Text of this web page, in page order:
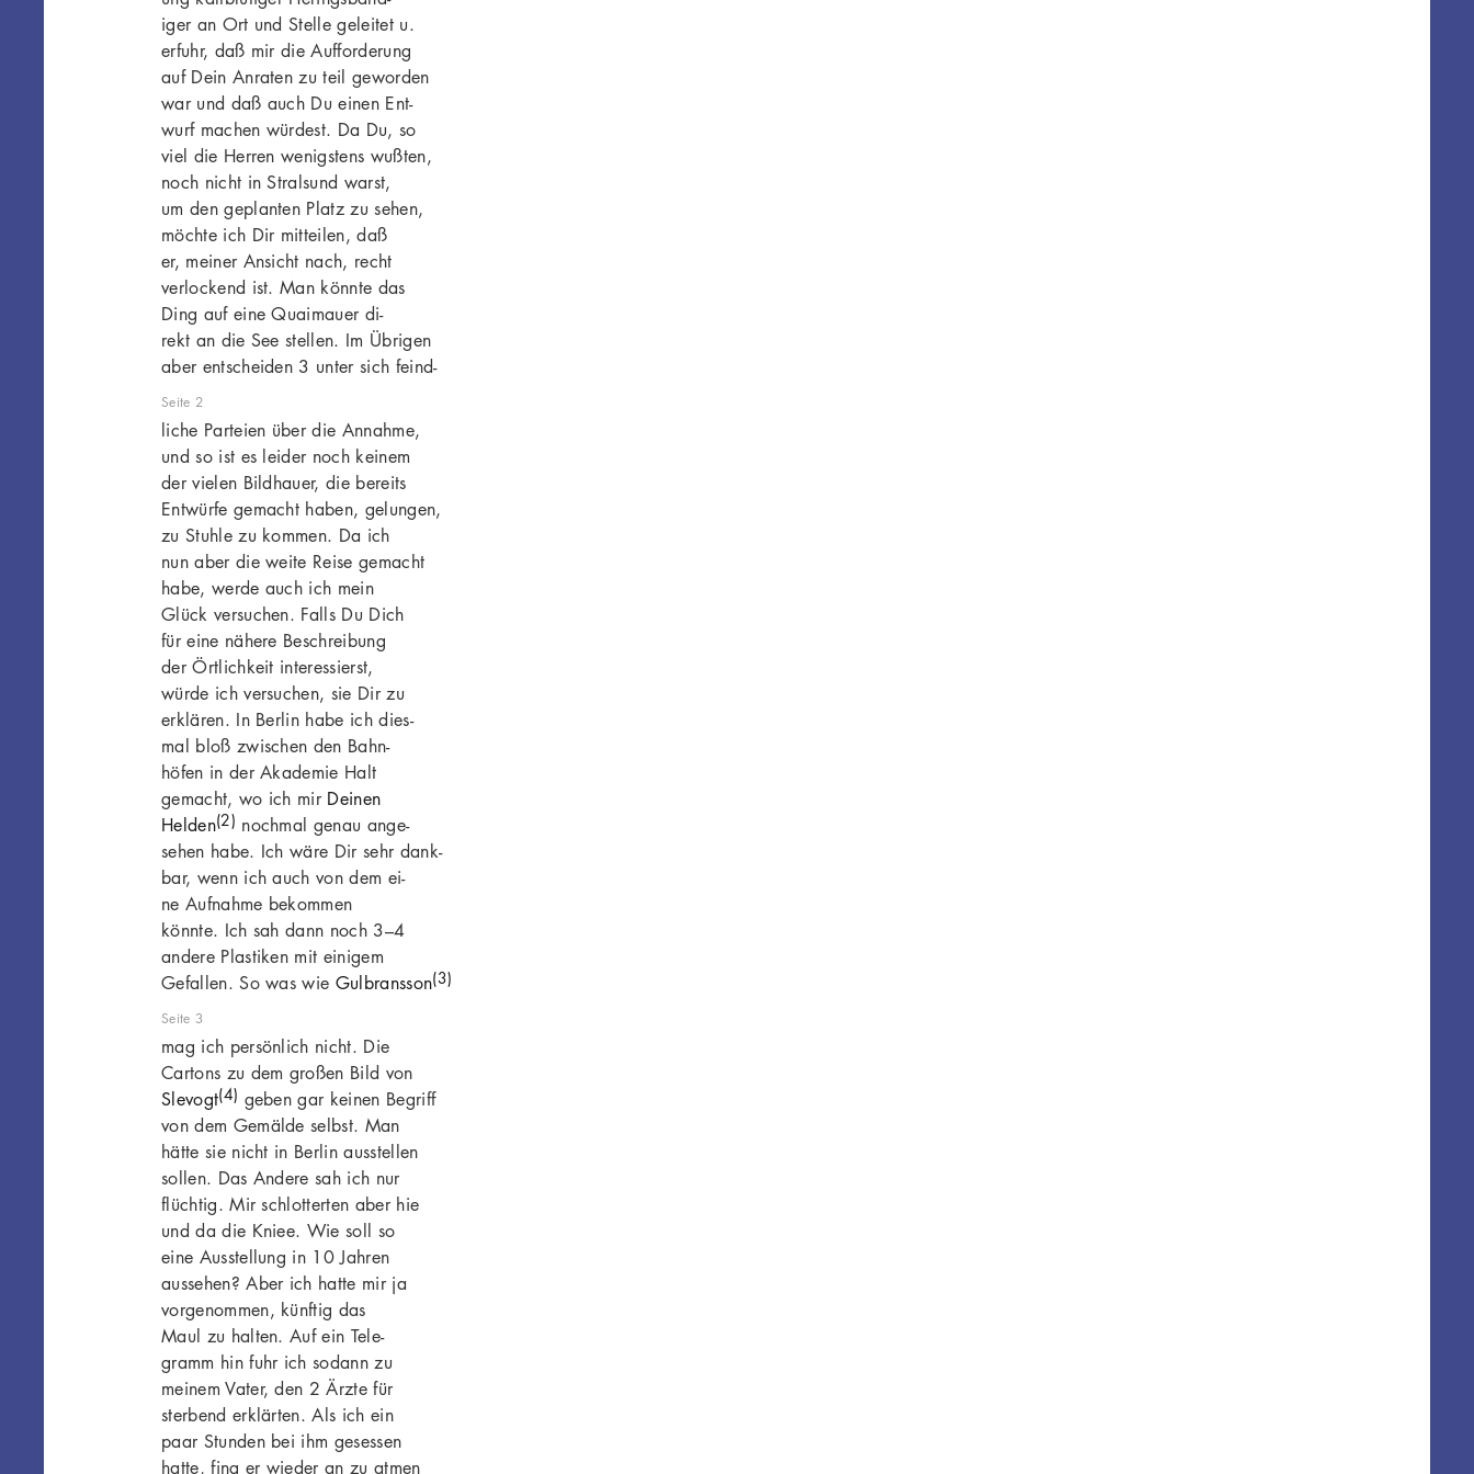
iger an Ort und Stelle geleitet u.
erfuhr, daß mir die Aufforderung
auf Dein Anraten zu teil geworden
war und daß auch Du einen Ent-
wurf machen würdest. Da Du, so
viel die Herren wenigstens wußten,
noch nicht in Stralsund warst,
um den geplanten Platz zu sehen,
möchte ich Dir mitteilen, daß
er, meiner Ansicht nach, recht
verlockend ist. Man könnte das
Ding auf eine Quaimauer di-
rekt an die See stellen. Im Übrigen
aber entscheiden 3 unter sich feind-
Seite 2
liche Parteien über die Annahme,
und so ist es leider noch keinem
der vielen Bildhauer, die bereits
Entwürfe gemacht haben, gelungen,
zu Stuhle zu kommen. Da ich
nun aber die weite Reise gemacht
habe, werde auch ich mein
Glück versuchen. Falls Du Dich
für eine nähere Beschreibung
der Örtlichkeit interessierst,
würde ich versuchen, sie Dir zu
erklären. In Berlin habe ich dies-
mal bloß zwischen den Bahn-
höfen in der Akademie Halt
gemacht, wo ich mir Deinen
Helden(2) nochmal genau ange-
sehen habe. Ich wäre Dir sehr dank-
bar, wenn ich auch von dem ei-
ne Aufnahme bekommen
könnte. Ich sah dann noch 3–4
andere Plastiken mit einigem
Gefallen. So was wie Gulbransson(3)
Seite 3
mag ich persönlich nicht. Die
Cartons zu dem großen Bild von
Slevogt(4) geben gar keinen Begriff
von dem Gemälde selbst. Man
hätte sie nicht in Berlin ausstellen
sollen. Das Andere sah ich nur
flüchtig. Mir schlotterten aber hie
und da die Kniee. Wie soll so
eine Ausstellung in 10 Jahren
aussehen? Aber ich hatte mir ja
vorgenommen, künftig das
Maul zu halten. Auf ein Tele-
gramm hin fuhr ich sodann zu
meinem Vater, den 2 Ärzte für
sterbend erklärten. Als ich ein
paar Stunden bei ihm gesessen
hatte, fing er wieder an zu atmen